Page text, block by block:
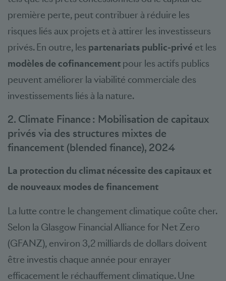
première perte, peut contribuer à réduire les
risques liés aux projets et à attirer les investisseurs
privés. En outre, les partenariats public-privé et les
modèles de cofinancement pour les actifs publics
peuvent améliorer la viabilité commerciale des
investissements liés à la nature.
2. Climate Finance : Mobilisation de capitaux
privés via des structures mixtes de
financement (blended finance), 2024
La protection du climat nécessite des capitaux et
de nouveaux modes de financement
La lutte contre le changement climatique coûte cher.
Selon la Glasgow Financial Alliance for Net Zero
(GFANZ), environ 3,2 milliards de dollars doivent
être investis chaque année pour enrayer
efficacement le réchauffement climatique. Une